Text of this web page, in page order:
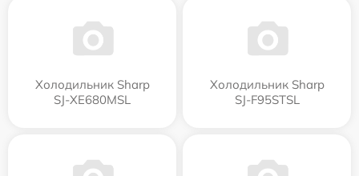
Холодильник Sharp
SJ-XE680MSL
Холодильник Sharp
SJ-F95STSL